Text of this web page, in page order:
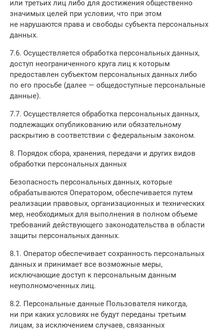
или третьих лиц либо для достижения общественно
значимых целей при условии, что при этом
не нарушаются права и свободы субъекта персональных
данных.
7.6. Осуществляется обработка персональных данных,
доступ неограниченного круга лиц к которым
предоставлен субъектом персональных данных либо
по его просьбе (далее — общедоступные персональные
данные).
7.7. Осуществляется обработка персональных данных,
подлежащих опубликованию или обязательному
раскрытию в соответствии с федеральным законом.
8. Порядок сбора, хранения, передачи и других видов
обработки персональных данных
Безопасность персональных данных, которые
обрабатываются Оператором, обеспечивается путем
реализации правовых, организационных и технических
мер, необходимых для выполнения в полном объеме
требований действующего законодательства в области
защиты персональных данных.
8.1. Оператор обеспечивает сохранность персональных
данных и принимает все возможные меры,
исключающие доступ к персональным данным
неуполномоченных лиц.
8.2. Персональные данные Пользователя никогда,
ни при каких условиях не будут переданы третьим
лицам, за исключением случаев, связанных